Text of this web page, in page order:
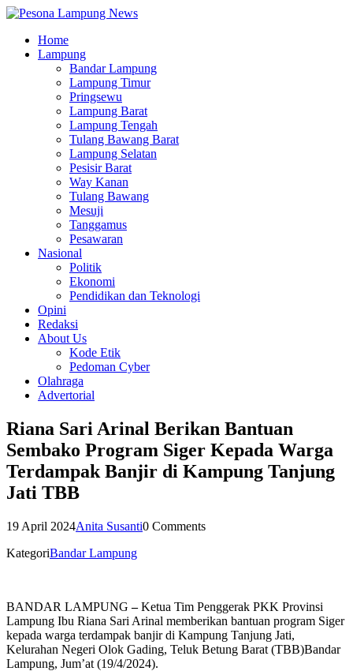
Home
Lampung
Bandar Lampung
Lampung Timur
Pringsewu
Lampung Barat
Lampung Tengah
Tulang Bawang Barat
Lampung Selatan
Pesisir Barat
Way Kanan
Tulang Bawang
Mesuji
Tanggamus
Pesawaran
Nasional
Politik
Ekonomi
Pendidikan dan Teknologi
Opini
Redaksi
About Us
Kode Etik
Pedoman Cyber
Olahraga
Advertorial
Riana Sari Arinal Berikan Bantuan
Sembako Program Siger Kepada Warga
Terdampak Banjir di Kampung Tanjung
Jati TBB
19 April 2024Anita Susanti0 Comments
KategoriBandar Lampung
BANDAR LAMPUNG –Ketua Tim Penggerak PKK Provinsi
Lampung Ibu Riana Sari Arinal memberikan bantuan program Siger
kepada warga terdampak banjir di Kampung Tanjung Jati,
Kelurahan Negeri Olok Gading, Teluk Betung Barat (TBB)Bandar
Lampung, Jum’at (19/4/2024).